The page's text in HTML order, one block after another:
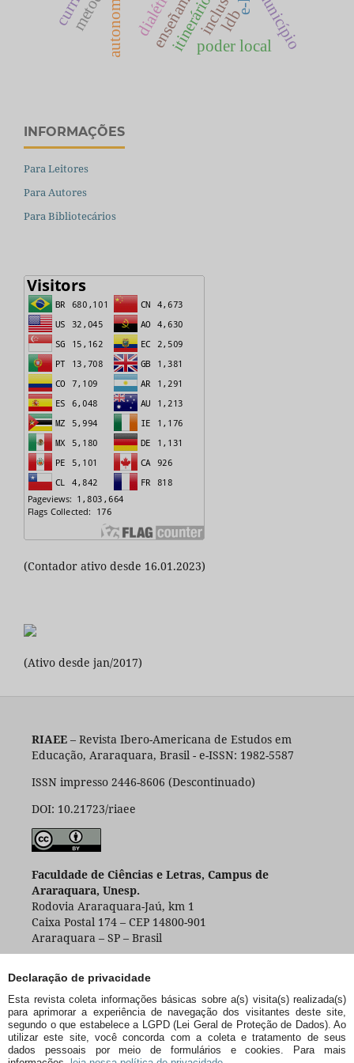
Declaração de privacidade
Esta revista coleta informações básicas sobre a(s) visita(s) realizada(s)
para aprimorar a experiência de navegação dos visitantes deste site,
segundo o que estabelece a LGPD (Lei Geral de Proteção de Dados). Ao
utilizar este site, você concorda com a coleta e tratamento de seus
dados pessoais por meio de formulários e cookies. Para mais
município
autonomia poder local
ldb
INFORMAÇÕES
Para Leitores
Para Autores
Para Bibliotecários
(Contador ativo desde 16.01.2023)
(Ativo desde jan/2017)
RIAEE– Revista Ibero-Americana de Estudos em
Educação, Araraquara, Brasil - e-ISSN: 1982-5587
ISSN impresso 2446-8606 (Descontinuado)
DOI: 10.21723/riaee
Faculdade de Ciências e Letras, Campus de
Araraquara, Unesp.
Rodovia Araraquara-Jaú, km 1
Caixa Postal 174 – CEP 14800-901
Araraquara – SP – Brasil